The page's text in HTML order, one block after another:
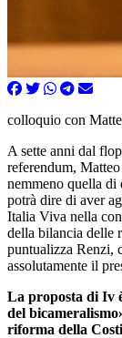
colloquio con
A sette anni dal
referendum,
nemmeno quella
potrà dire di aver
Italia Viva nella
della bilancia delle
puntualizza Renzi,
assolutamente il
La proposta di Iv
del
riforma della